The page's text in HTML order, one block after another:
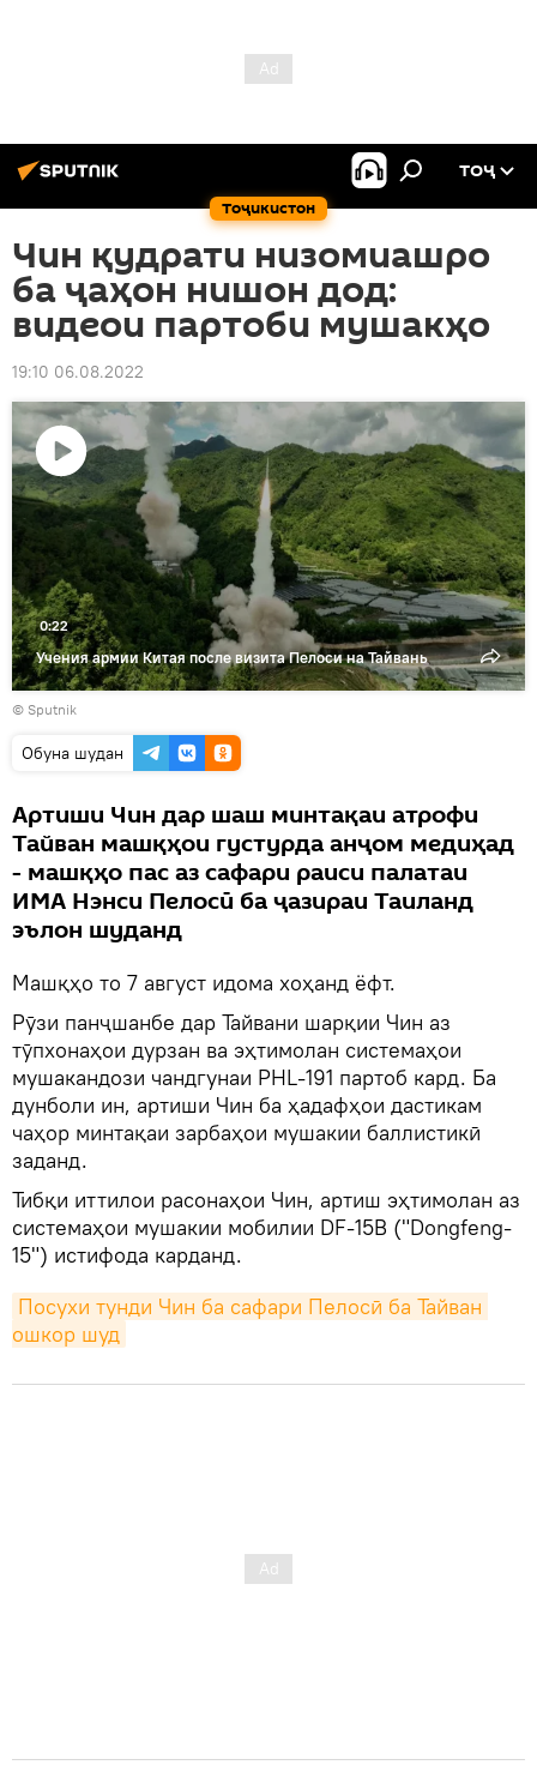
Тоҷикистон
ТОҶ
Чин қудрати низомиашро
ба ҷаҳон нишон дод:
видеои партоби мушакҳо
19:10 06.08.2022
Пахши
видео
Учения армии Китая после визита Пелоси на Тайвань
0:22
© Sputnik
Обуна шудан
Артиши Чин дар шаш минтақаи атрофи
Тайван машқҳои густурда анҷом медиҳад
- машқҳо пас аз сафари раиси палатаи
ИМА Нэнси Пелосӣ ба ҷазираи Таиланд
эълон шуданд
Машқҳо то 7 август идома хоҳанд ёфт.
Рӯзи панҷшанбе дар Тайвани шарқии Чин аз
тӯпхонаҳои дурзан ва эҳтимолан системаҳои
мушакандози чандгунаи PHL-191 партоб кард. Ба
дунболи ин, артиши Чин ба ҳадафҳои дастикам
чаҳор минтақаи зарбаҳои мушакии баллистикӣ
заданд.
Тибқи иттилои расонаҳои Чин, артиш эҳтимолан аз
системаҳои мушакии мобилии DF-15B ("Dongfeng-
15") истифода карданд.
Посухи тунди Чин ба сафари Пелосӣ ба Тайван
ошкор шуд